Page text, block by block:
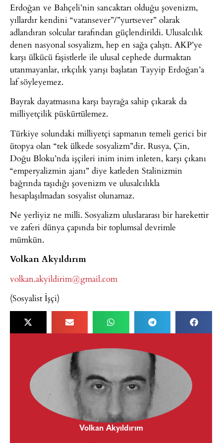
Erdoğan ve Bahçeli’nin sancaktarı olduğu şovenizm,
yıllardır kendini “vatansever”/”yurtsever” olarak
adlandıran solcular tarafından güçlendirildi. Ulusalcılık
denen nasyonal sosyalizm, hep en sağa çalıştı. AKP’ye
karşı ülkücü faşistlerle ile ulusal cephede durmaktan
utanmayanlar, ırkçılık yarışı başlatan Tayyip Erdoğan’a
laf söyleyemez.
Bayrak dayatmasına karşı bayrağa sahip çıkarak da
milliyetçilik püskürtülemez.
Türkiye solundaki milliyetçi sapmanın temeli gerici bir
ütopya olan “tek ülkede sosyalizm”dir. Rusya, Çin,
Doğu Bloku’nda işçileri inim inim inleten, karşı çıkanı
“emperyalizmin ajanı” diye katleden Stalinizmin
bağrında taşıdığı şovenizm ve ulusalcılıkla
hesaplaşılmadan sosyalist olunamaz.
Ne yerliyiz ne milli. Sosyalizm uluslararası bir harekettir
ve zaferi dünya çapında bir toplumsal devrimle
mümkün.
Volkan Akyıldırım
volkan.akyildirim@gmail.com
(Sosyalist İşçi)
Volkan Akyıldırım